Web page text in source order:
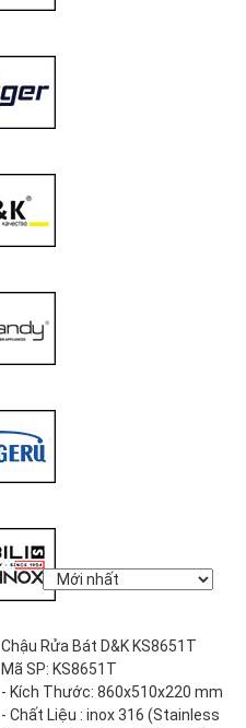
Chậu Rửa Bát D&K KS8651T
Mã SP: KS8651T
- Kích Thước: 860x510x220 mm
- Chất Liệu : inox 316 (Stainless